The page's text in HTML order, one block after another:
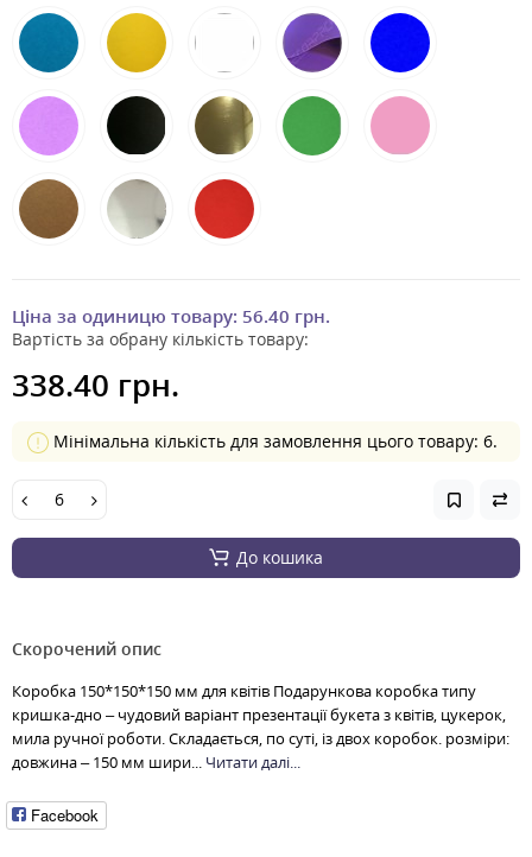
Ціна за одиницю товару: 56.40 грн.
Вартість за обрану кількість товару:
338.40 грн.
Мінімальна кількість для замовлення цього товару: 6.
До кошика
Скорочений опис
Коробка 150*150*150 мм для квітів Подарункова коробка типу
кришка-дно – чудовий варіант презентації букета з квітів, цукерок,
мила ручної роботи. Складається, по суті, із двох коробок. розміри:
довжина – 150 мм шири... Читати далі...
Facebook